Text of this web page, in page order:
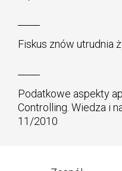
Fiskus znów utrudnia
Podatkowe aspekty
Controlling. Wiedza i
11/2010